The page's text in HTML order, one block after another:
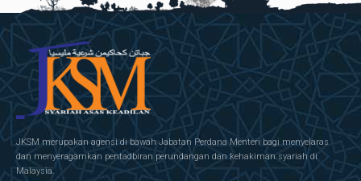
JKSM merupakan agensi di bawah Jabatan Perdana Menteri bagi menyelaras
dan menyeragamkan pentadbiran perundangan dan kehakiman syariah di
Malaysia.